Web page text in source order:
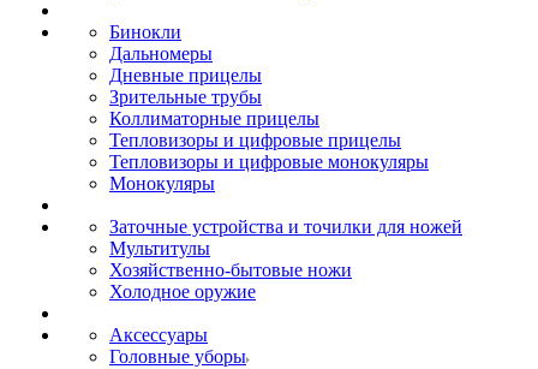
Бинокли
Дальномеры
Дневные прицелы
Зрительные трубы
Коллиматорные прицелы
Тепловизоры и цифровые прицелы
Тепловизоры и цифровые монокуляры
Монокуляры
Заточные устройства и точилки для ножей
Мультитулы
Хозяйственно-бытовые ножи
Холодное оружие
Аксессуары
Головные уборы